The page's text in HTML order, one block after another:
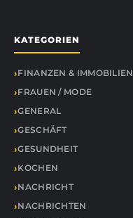
KATEGORIEN
FINANZEN & IMMOBILIEN
FRAUEN / MODE
GENERAL
GESCHÄFT
GESUNDHEIT
KOCHEN
NACHRICHT
NACHRICHTEN